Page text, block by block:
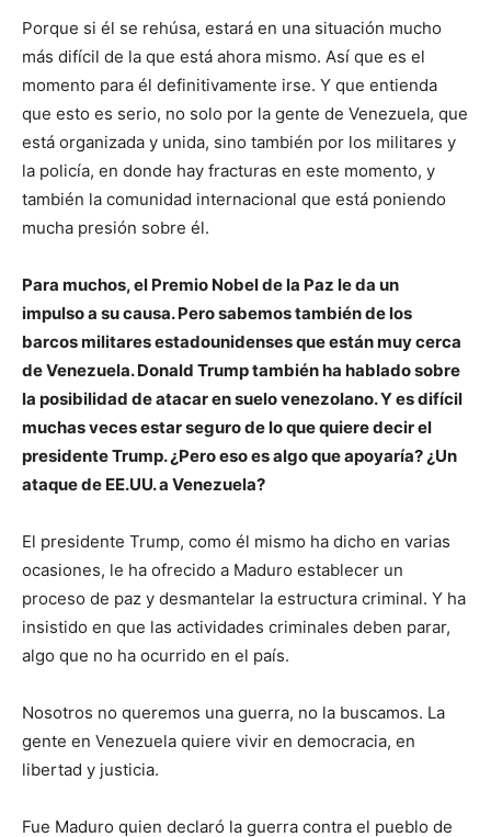
Porque si él se rehúsa, estará en una situación mucho
más difícil de la que está ahora mismo. Así que es el
momento para él definitivamente irse. Y que entienda
que esto es serio, no solo por la gente de Venezuela, que
está organizada y unida, sino también por los militares y
la policía, en donde hay fracturas en este momento, y
también la comunidad internacional que está poniendo
mucha presión sobre él.
Para muchos, el Premio Nobel de la Paz le da un
impulsoa su causa. Pero sabemos también de los
barcos militares estadounidenses que están muy cerca
de Venezuela. Donald Trump también ha hablado sobre
la posibilidad de atacar en suelo venezolano. Y es difícil
muchas veces estar seguro de lo que quiere decir el
presidente Trump. ¿Pero eso es algo que apoyaría? ¿Un
ataque de EE.UU. a Venezuela?
El presidente Trump, como él mismo ha dicho en varias
ocasiones, le ha ofrecido a Maduro establecer un
proceso de paz y desmantelar la estructura criminal. Y ha
insistido en que las actividades criminales deben parar,
algo que no ha ocurrido en el país.
Nosotros no queremos una guerra, no la buscamos. La
gente en Venezuela quiere vivir en democracia, en
libertad y justicia.
Fue Maduro quien declaró la guerra contra el pueblo de